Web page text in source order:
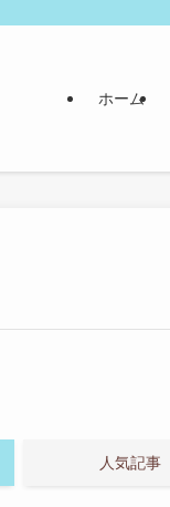
ホーム
人気記事